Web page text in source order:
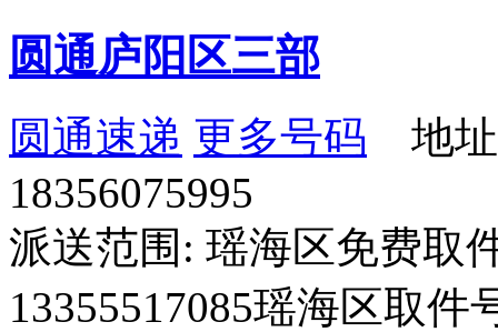
圆通庐阳区三部
圆通速递 更多号码 地址
18356075995
派送范围: 瑶海区免费取
13355517085瑶海区取件